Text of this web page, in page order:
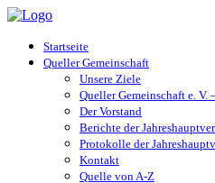
Startseite
Queller Gemeinschaft
Unsere Ziele
Queller Gemeinschaft e.
Der Vorstand
Berichte der
Protokolle der
Kontakt
Quelle von A-Z